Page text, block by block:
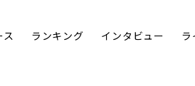
ス ランキング インタビュー ラ